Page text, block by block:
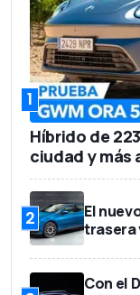
1
Híbrido de
ciudad y más
2
El
trasera
Con el